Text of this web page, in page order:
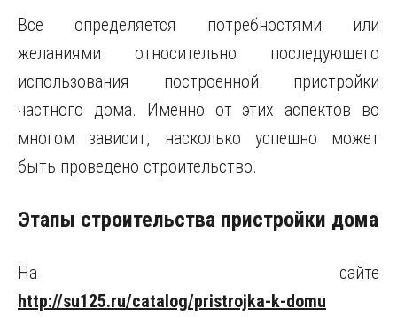
Все определяется потребностями или
желаниями относительно последующего
использования построенной пристройки
частного дома. Именно от этих аспектов во
многом зависит, насколько успешно может
быть проведено строительство.
Этапы строительства пристройки дома
На сайте
http://su125.ru/catalog/pristrojka-k-domu